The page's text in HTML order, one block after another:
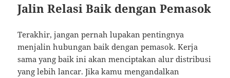
Jalin Relasi Baik dengan Pemasok
Terakhir, jangan pernah lupakan pentingnya
menjalin hubungan baik dengan pemasok. Kerja
sama yang baik ini akan menciptakan alur distribusi
yang lebih lancar. Jika kamu mengandalkan